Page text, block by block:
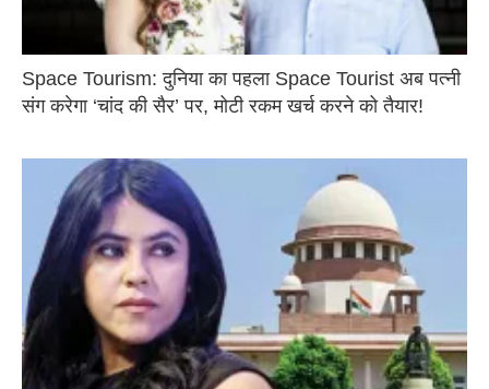
Space Tourism: दुनिया का पहला Space Tourist अब पत्नी
संग करेगा ‘चांद की सैर’ पर, मोटी रकम खर्च करने को तैयार!